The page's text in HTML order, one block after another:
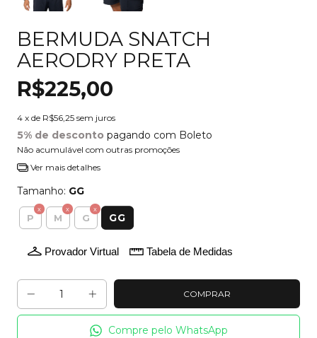
BERMUDA SNATCH
AERODRY PRETA
R$225,00
4 x de R$56,25 sem juros
5% de desconto pagando com Boleto
Não acumulável com outras promoções
Ver mais detalhes
Tamanho: GG
P M G GG
Provador Virtual Tabela de Medidas
Compre pelo WhatsApp